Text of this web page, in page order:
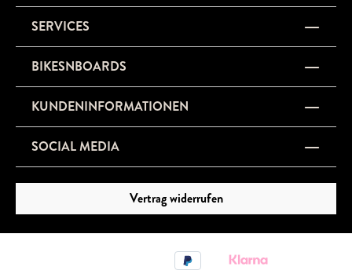
SERVICES
BIKESNBOARDS
KUNDENINFORMATIONEN
SOCIAL MEDIA
Vertrag widerrufen